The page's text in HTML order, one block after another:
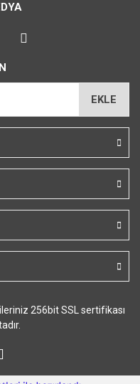
EKLE
256bit SSL sertifikası